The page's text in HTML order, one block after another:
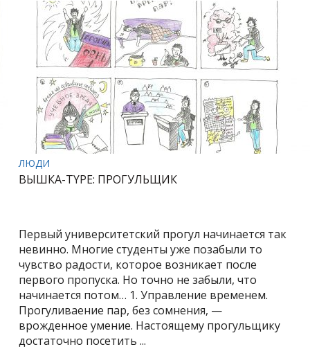
ЛЮДИ
ВЫШКА-TYPE: ПРОГУЛЬЩИК
Первый университетский прогул начинается так
невинно. Многие студенты уже позабыли то
чувство радости, которое возникает после
первого пропуска. Но точно не забыли, что
начинается потом… 1. Управление временем.
Прогуливаение пар, без сомнения, —
врожденное умение. Настоящему прогульщику
достаточно посетить ...